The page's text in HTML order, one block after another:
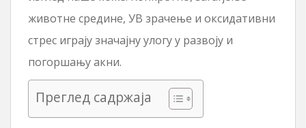
животне средине, УВ зрачење и оксидативни
стрес играју значајну улогу у развоју и
погоршању акни.
Преглед садржаја